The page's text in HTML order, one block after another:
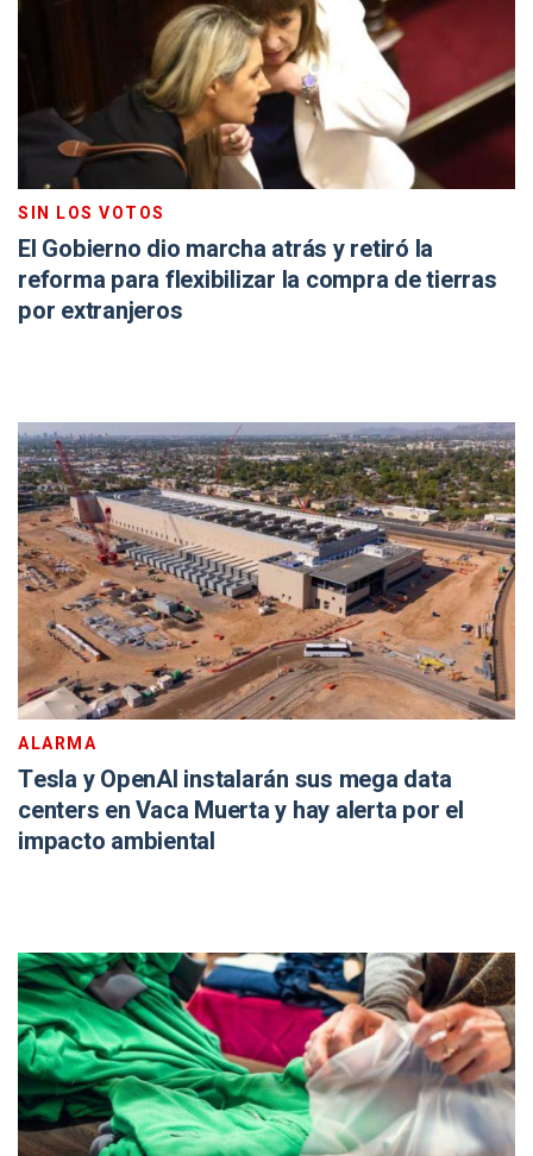
SIN LOS VOTOS
El Gobierno dio marcha atrás y retiró la
reforma para flexibilizar la compra de tierras
por extranjeros
ALARMA
Tesla y OpenAI instalarán sus mega data
centers en Vaca Muerta y hay alerta por el
impacto ambiental